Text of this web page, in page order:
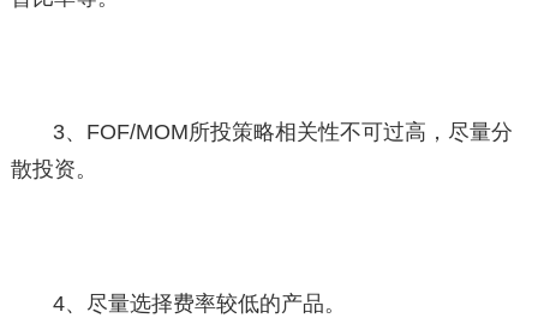
3、FOF/MOM所投策略相关性不可过高，尽量分
散投资。
4、尽量选择费率较低的产品。